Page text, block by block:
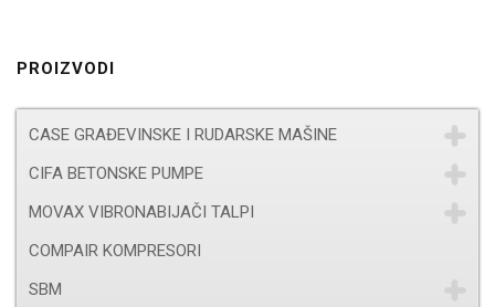
PROIZVODI
CASE GRAĐEVINSKE I RUDARSKE MAŠINE
CIFA BETONSKE PUMPE
MOVAX VIBRONABIJAČI TALPI
COMPAIR KOMPRESORI
SBM